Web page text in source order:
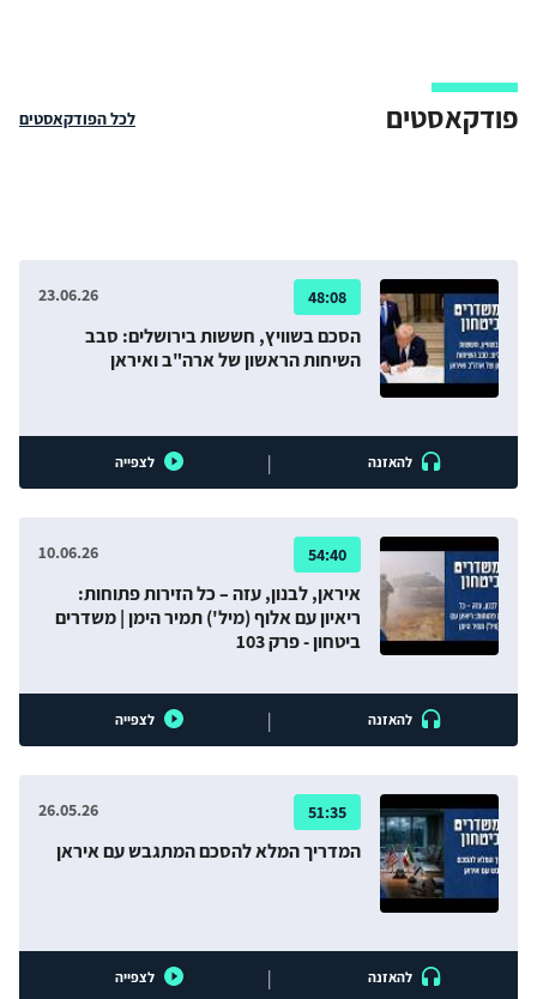
פודקאסטים לכל הפודקאסטים
48:08
23.06.26
הסכם בשוויץ, חששות בירושלים: סבב
השיחות הראשון של ארה"ב ואיראן
להאזנה | לצפייה
54:40
10.06.26
איראן, לבנון, עזה – כל הזירות פתוחות:
ריאיון עם אלוף (מיל') תמיר הימן | משדרים
ביטחון - פרק 103
להאזנה | לצפייה
51:35
26.05.26
המדריך המלא להסכם המתגבש עם איראן
להאזנה | לצפייה